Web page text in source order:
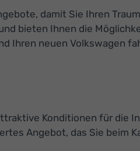
damit Sie Ihren
bieten Ihnen die
Ihren neuen Volkswagen
Konditionen für die
Angebot, das Sie beim